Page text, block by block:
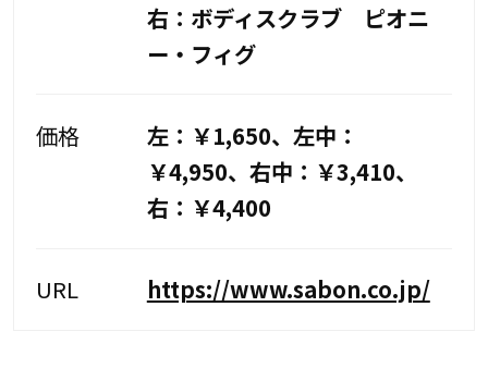
右：ボディスクラブ ピオニ
ー・フィグ
価格
左：￥1,650、左中：
￥4,950、右中：￥3,410、
右：￥4,400
URL https://www.sabon.co.jp/